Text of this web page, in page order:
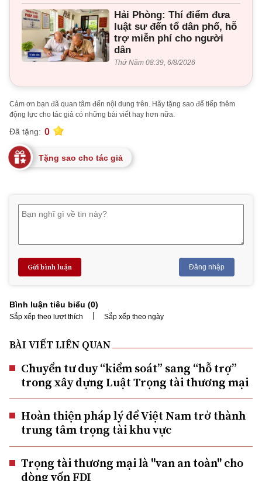
Hải Phòng: Thí điểm đưa
luật sư đến tổ dân phố, hỗ
trợ miễn phí cho người
dân
Thứ Năm 08:39, 6/8/2026
Cảm ơn bạn đã quan tâm đến nội dung trên. Hãy tặng sao để tiếp thêm
động lực cho tác giả có những bài viết hay hơn nữa.
Đã tặng: 0
Tặng sao cho tác giả
Gửi bình luận Đăng nhập
Bình luận tiêu biểu (0)
Sắp xếp theo lượt thích | Sắp xếp theo ngày
BÀI VIẾT LIÊN QUAN
Chuyển tư duy “kiểm soát” sang “hỗ trợ”
trong xây dựng Luật Trọng tài thương mại
Hoàn thiện pháp lý để Việt Nam trở thành
trung tâm trọng tài khu vực
Trọng tài thương mại là "van an toàn" cho
dòng vốn FDI